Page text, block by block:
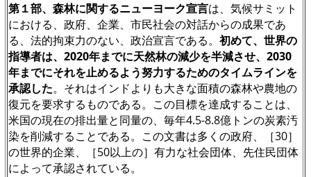
第１部、森林に関するニューヨーク宣言は、気候サミット
における、政府、企業、市民社会の対話からの成果であ
る、法的拘束力のない、政治宣言である。初めて、世界の
指導者は、2020年までに天然林の減少を半減させ、2030
年までにそれを止めるよう努力するためのタイムラインを
承認した。それはインドよりも大きな面積の森林や農地の
復元を要求するものである。この目標を達成することは、
米国の現在の排出量と同量の、毎年4.5-8.8億トンの炭素汚
染を削減することである。この文書は多くの政府、［30］
の世界的企業、［50以上の］有力な社会団体、先住民団体
によって承認されている。